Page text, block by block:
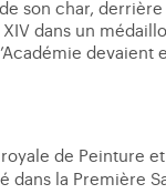
son char,
dans un
de Peinture
la Première